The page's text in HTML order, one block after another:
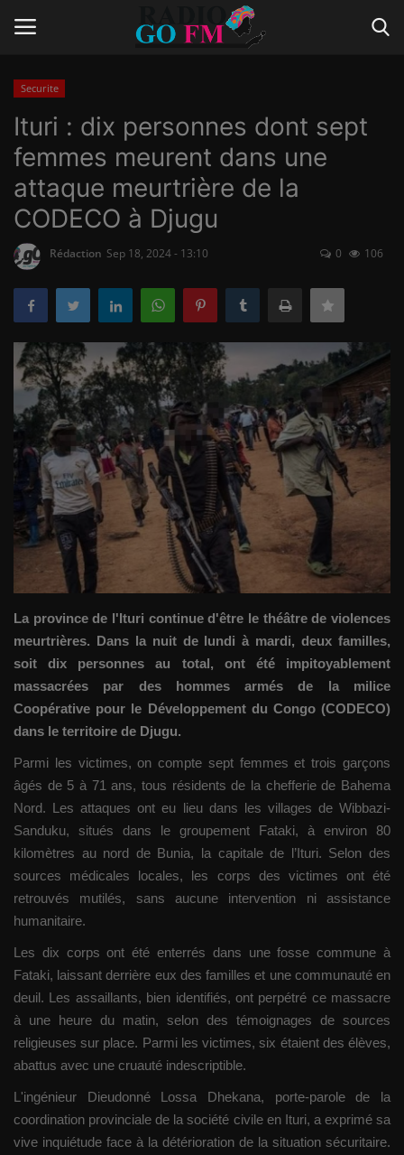
Home
Contact
Gallery
Vidéo
Le Journal
Communiqué de presse
Gallery
Sport
Société
Infos d'ailleurs
Qui sommes nous
Language
Français English
Securite
Ituri : dix personnes dont sept
femmes meurent dans une
attaque meurtrière de la
CODECO à Djugu
Rédaction Sep 18, 2024 - 13:10 0 106
La province de l'Ituri continue d'être le théâtre de violences
meurtrières. Dans la nuit de lundi à mardi, deux familles,
soit dix personnes au total, ont été impitoyablement
massacrées par des hommes armés de la milice
Coopérative pour le Développement du Congo (CODECO)
dans le territoire de Djugu.
Parmi les victimes, on compte sept femmes et trois garçons
âgés de 5 à 71 ans, tous résidents de la chefferie de Bahema
Nord. Les attaques ont eu lieu dans les villages de Wibbazi-
Sanduku, situés dans le groupement Fataki, à environ 80
kilomètres au nord de Bunia, la capitale de l’Ituri. Selon des
sources médicales locales, les corps des victimes ont été
retrouvés mutilés, sans aucune intervention ni assistance
humanitaire.
Les dix corps ont été enterrés dans une fosse commune à
Fataki, laissant derrière eux des familles et une communauté en
deuil. Les assaillants, bien identifiés, ont perpétré ce massacre
à une heure du matin, selon des témoignages de sources
religieuses sur place. Parmi les victimes, six étaient des élèves,
abattus avec une cruauté indescriptible.
L'ingénieur Dieudonné Lossa Dhekana, porte-parole de la
coordination provinciale de la société civile en Ituri, a exprimé sa
vive inquiétude face à la détérioration de la situation sécuritaire.